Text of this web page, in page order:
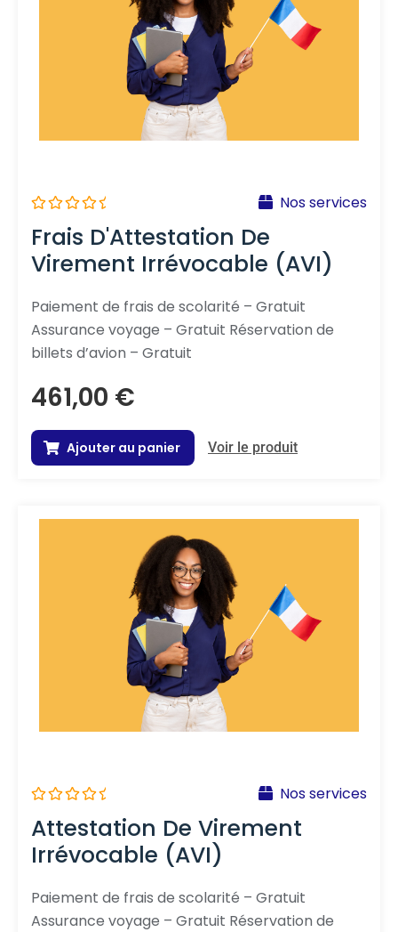
o
t
e
0
u
r
5
Nos services
Frais D'Attestation De
Virement Irrévocable (AVI)
Paiement de frais de scolarité – Gratuit
Assurance voyage – Gratuit Réservation de
billets d’avion – Gratuit
461,00 €
Ajouter au panier Voir le produit
o
t
0
u
r
5
Nos services
Attestation De Virement
Irrévocable (AVI)
Paiement de frais de scolarité – Gratuit
Assurance voyage – Gratuit Réservation de